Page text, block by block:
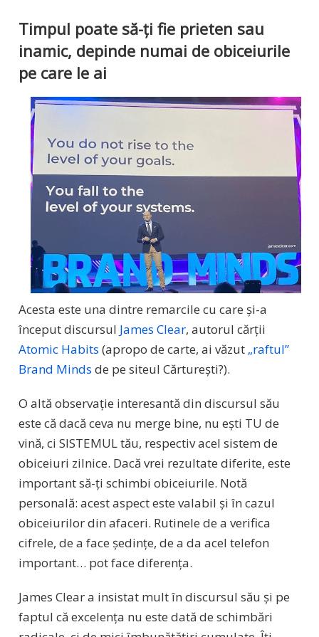
Timpul poate să-ți fie prieten sau
inamic, depinde numai de obiceiurile
pe care le ai
Acesta este una dintre remarcile cu care și-a
început discursul James Clear, autorul cărții
Atomic Habits (apropo de carte, ai văzut „raftul”
Brand Minds de pe siteul Cărturești?).
O altă observație interesantă din discursul său
este că dacă ceva nu merge bine, nu ești TU de
vină, ci SISTEMUL tău, respectiv acel sistem de
obiceiuri zilnice. Dacă vrei rezultate diferite, este
important să-ți schimbi obiceiurile. Notă
personală: acest aspect este valabil și în cazul
obiceiurilor din afaceri. Rutinele de a verifica
cifrele, de a face ședințe, de a da acel telefon
important… pot face diferența.
James Clear a insistat mult în discursul său și pe
faptul că excelența nu este dată de schimbări